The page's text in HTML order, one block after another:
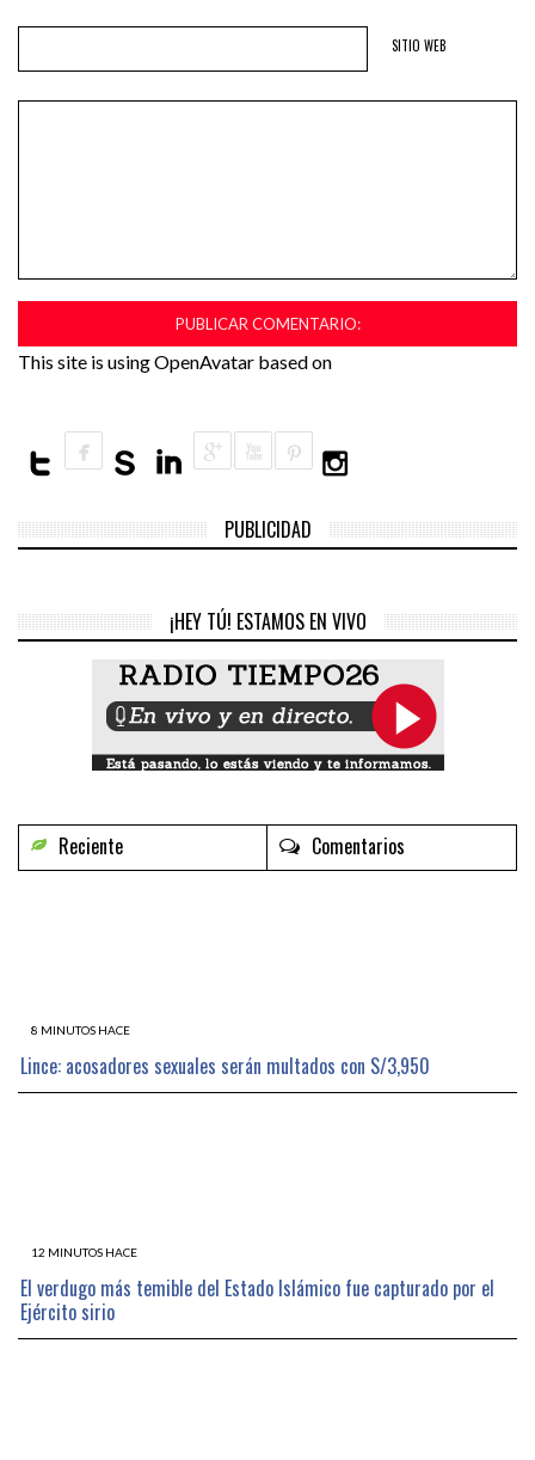
SITIO WEB
This site is using OpenAvatar based on
PUBLICIDAD
¡HEY TÚ! ESTAMOS EN VIVO
Reciente Comentarios
8 MINUTOS HACE
Lince: acosadores sexuales serán multados con S/3,950
12 MINUTOS HACE
El verdugo más temible del Estado Islámico fue capturado por el
Ejército sirio